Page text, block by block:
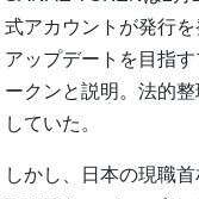
式アカウントが発行
アップデートを目指
ークンと説明。法的
していた。
しかし、日本の現職